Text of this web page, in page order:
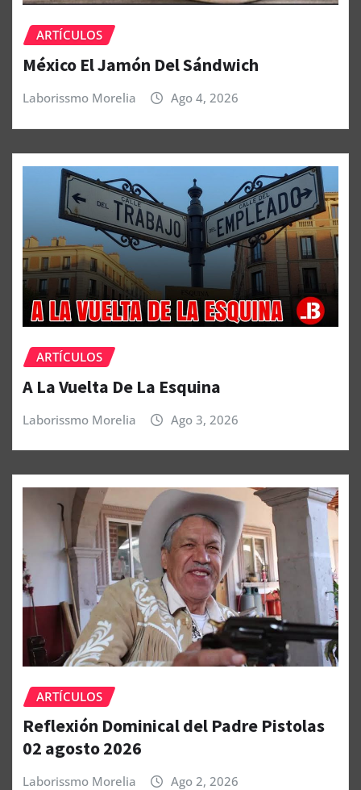
ARTÍCULOS
México El Jamón Del Sándwich
Laborissmo Morelia Ago 4, 2026
ARTÍCULOS
A La Vuelta De La Esquina
Laborissmo Morelia Ago 3, 2026
ARTÍCULOS
Reflexión Dominical del Padre Pistolas
02 agosto 2026
Laborissmo Morelia Ago 2, 2026